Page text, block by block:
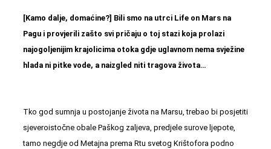
[Kamo dalje, domaćine?] Bili smo na utrci Life on Mars na
Pagu i provjerili zašto svi pričaju o toj stazi koja prolazi
najogoljenijim krajolicima otoka gdje uglavnom nema svježine
hlada ni pitke vode, a naizgled niti tragova života…
Tko god sumnja u postojanje života na Marsu, trebao bi posjetiti
sjeveroistočne obale Paškog zaljeva, predjele surove ljepote,
tamo negdje od Metajna prema Rtu svetog Krištofora podno